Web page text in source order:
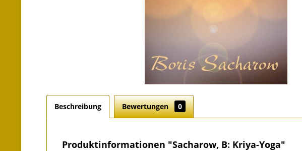
Beschreibung Bewertungen 0
Produktinformationen "Sacharow, B: Kriya-Yoga"